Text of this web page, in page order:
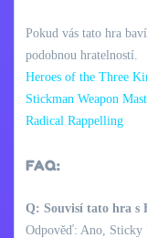
Pokud vás tato hra
podobnou hratelností.
Heroes of the Three
Stickman Weapon
Radical Rappelling
FAQ:
Q: Souvisí tato hra s
Odpověď: Ano, Sticky